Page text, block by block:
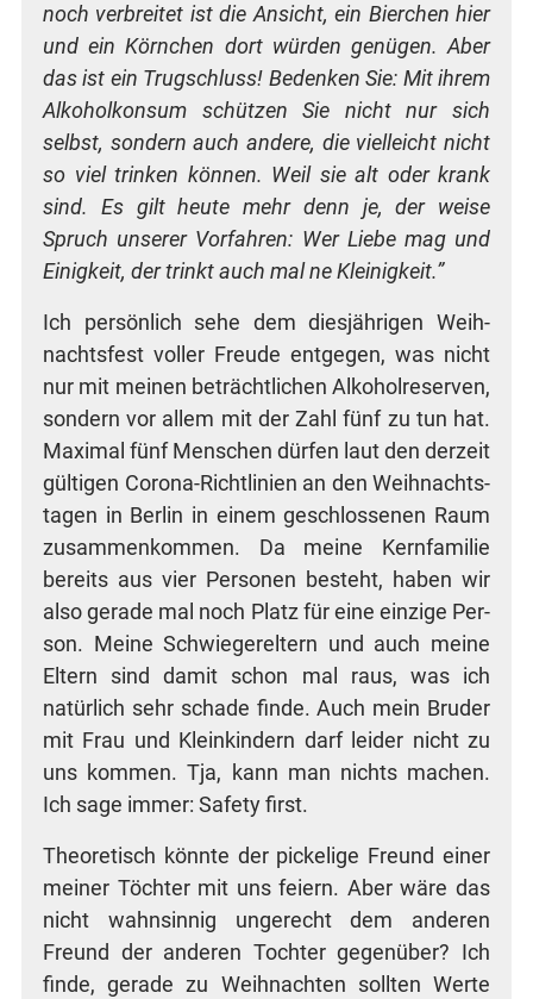
noch ver­brei­tet ist die Ansicht, ein Bier­chen hier
und ein Körn­chen dort wür­den genü­gen. Aber
das ist ein Trug­schluss! Beden­ken Sie: Mit ihrem
Alko­hol­kon­sum schüt­zen Sie nicht nur sich
selbst, son­dern auch ande­re, die viel­leicht nicht
so viel trin­ken kön­nen. Weil sie alt oder krank
sind. Es gilt heu­te mehr denn je, der wei­se
Spruch unse­rer Vor­fah­ren: Wer Lie­be mag und
Einig­keit, der trinkt auch mal ne Kleinigkeit.”
Ich per­sön­lich sehe dem dies­jäh­ri­gen Weih­
nachts­fest vol­ler Freu­de ent­ge­gen, was nicht
nur mit mei­nen beträcht­li­chen Alko­hol­re­ser­ven,
son­dern vor allem mit der Zahl fünf zu tun hat.
Maxi­mal fünf Men­schen dür­fen laut den der­zeit
gül­ti­gen Coro­na-Richt­li­ni­en an den Weih­nachts­
ta­gen in Ber­lin in einem geschlos­se­nen Raum
zusam­men­kom­men. Da mei­ne Kern­fa­mi­lie
bereits aus vier Per­so­nen besteht, haben wir
also gera­de mal noch Platz für eine ein­zi­ge Per­
son. Mei­ne Schwie­ger­el­tern und auch mei­ne
Eltern sind damit schon mal raus, was ich
natür­lich sehr scha­de fin­de. Auch mein Bru­der
mit Frau und Klein­kin­dern darf lei­der nicht zu
uns kom­men. Tja, kann man nichts machen.
Ich sage immer: Safe­ty first.
Theo­re­tisch könn­te der picke­li­ge Freund einer
mei­ner Töch­ter mit uns fei­ern. Aber wäre das
nicht wahn­sin­nig unge­recht dem ande­ren
Freund der ande­ren Toch­ter gegen­über? Ich
fin­de, gera­de zu Weih­nach­ten soll­ten Wer­te